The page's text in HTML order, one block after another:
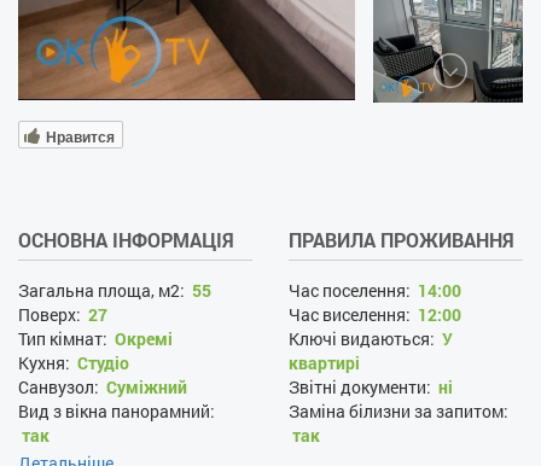
Нравится
ОСНОВНА ІНФОРМАЦІЯ
Загальна площа, м2: 55
Поверх: 27
Тип кімнат: Окремі
Кухня: Студіо
Санвузол: Суміжний
Вид з вікна панорамний:
так
Новобудова:
ПРАВИЛА ПРОЖИВАННЯ
Час поселення: 14:00
Час виселення: 12:00
Ключі видаються: У
квартирі
Звітні документи: ні
Заміна білизни за запитом:
так